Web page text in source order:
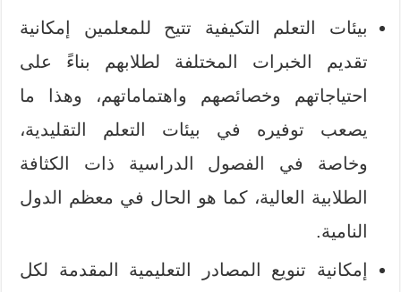
بيئات التعلم التكيفية تتيح للمعلمين إمكانية
تقديم الخبرات المختلفة لطلابهم بناءً على
احتياجاتهم وخصائصهم واهتماماتهم، وهذا ما
يصعب توفيره في بيئات التعلم التقليدية،
وخاصة في الفصول الدراسية ذات الكثافة
الطلابية العالية، كما هو الحال في معظم الدول
النامية.
إمكانية تنويع المصادر التعليمية المقدمة لكل